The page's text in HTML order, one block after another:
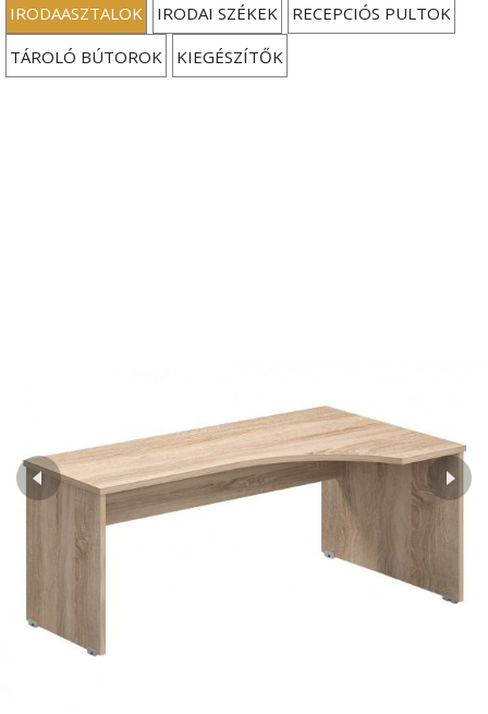
IRODAASZTALOK IRODAI SZÉKEK
RECEPCIÓS PULTOK
TÁROLÓ BÚTOROK
KIEGÉSZÍTŐK